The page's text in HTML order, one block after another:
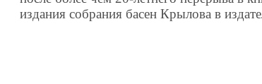
издания собрания басен Крылова в